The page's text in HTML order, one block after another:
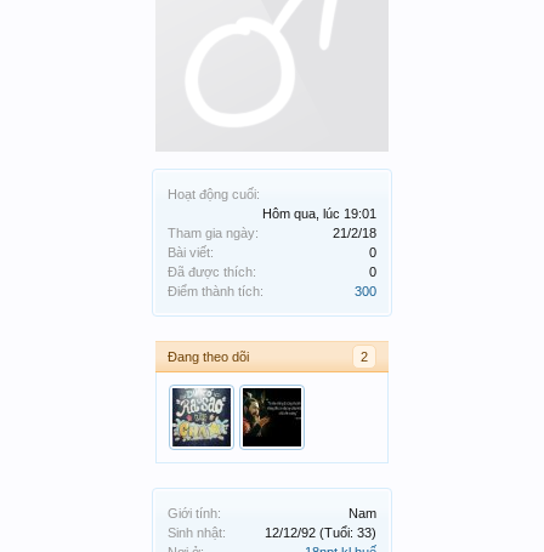
Hoạt động cuối:
Hôm qua, lúc 19:01
Tham gia ngày:
21/2/18
Bài viết:
0
Đã được thích:
0
Điểm thành tích:
300
Đang theo dõi 2
Giới tính:
Nam
Sinh nhật:
12/12/92 (Tuổi: 33)